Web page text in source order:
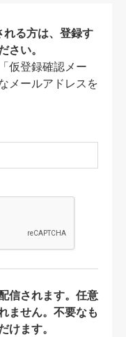
る方は、登録す
さい。
仮登録確認メー
メールアドレスを
信されます。任意
ません。不要なも
ます。